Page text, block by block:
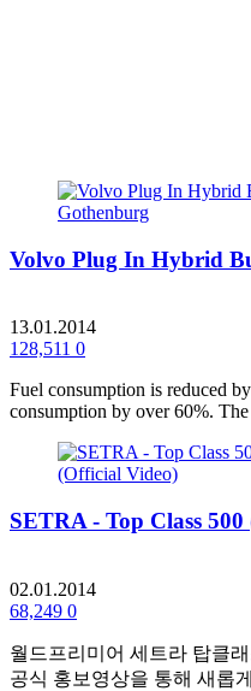
Volvo Plug In Hybrid
13.01.2014
128,511 0
Fuel consumption is reduced
consumption by over 60%.
SETRA - Top Class
02.01.2014
68,249 0
월드프리미어 세트라 탑클
공식 홍보영상을 통해 새롭